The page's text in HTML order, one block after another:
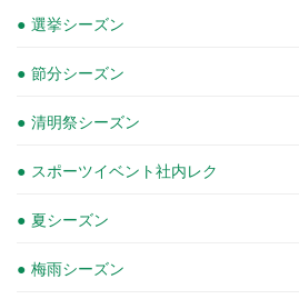
選挙シーズン
節分シーズン
清明祭シーズン
スポーツイベント社内レク
夏シーズン
梅雨シーズン